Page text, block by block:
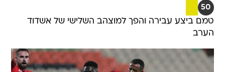
50
טמם ביצע עבירה והפך למוצהב השלישי של אשדוד
הערב